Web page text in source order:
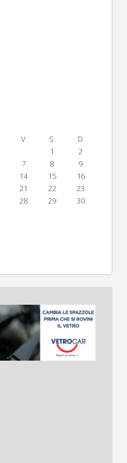
V S
D
1
2
7 8
9
14 15
16
21 22
23
28 29
30